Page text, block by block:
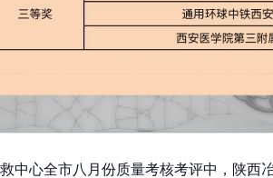
中心全市八月份质量考核考评中，陕西